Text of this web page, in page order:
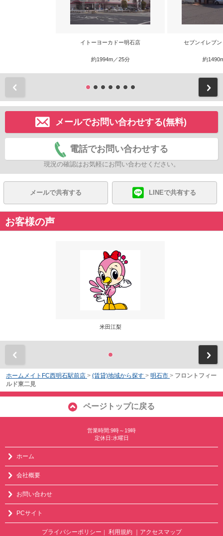
イトーヨーカドー明石店
約1994m／25分
セブンイレブ
約
メールでお問い合わせする(無料)
電話でお問い合わせする
現況の確認はお気軽にお問い合わせください。
メールで共有する LINEで共有する
お客様の声
米田江梨
ホームメイトFC西明石駅前店 > (賃貸)地域から探す > 明石市 > フロントフィー
ルド東二見
ページトップに戻る
営業時間:9時～19時
定休日:水曜日
ホーム
会社概要
お問い合わせ
PCサイト
プライバシーポリシー 利用規約 ｜アクセスマップ